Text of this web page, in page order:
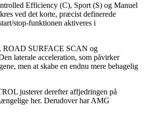
Efficiency (C), Sport (S) og Manuel
ved det korte, præcist definerede
stop-funktionen aktiveres i
ROAD SURFACE SCAN og
laterale acceleration, som påvirker
men at skabe en endnu mere behagelig
justerer derefter affjedringen på
her. Derudover har AMG